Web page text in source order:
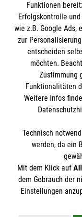
Kursdauer:
9
Jetzt
Impressum
Datenschutz
Kontakt
Barrierefreiheit
Die Malteser
Malteser in
Malteserorden
Sharepoint
IBAN: DE09
BIC:
So finden
Körnerstraße 30
58706 Menden
Der Malteser
Funktionen
Erfolgskontrolle
wie z.B. Google Ads,
zur
entscheiden
möchten.
Zustimmung
Funktionalitäten
Weitere Infos
Technisch
werden, da ein
Mit dem Klick auf
dem Gebrauch der
Einstellungen